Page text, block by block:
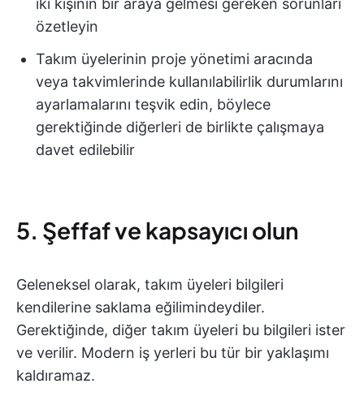
iki kişinin bir araya gelmesi gereken sorunları
özetleyin
Takım üyelerinin proje yönetimi aracında
veya takvimlerinde kullanılabilirlik durumlarını
ayarlamalarını teşvik edin, böylece
gerektiğinde diğerleri de birlikte çalışmaya
davet edilebilir
5. Şeffaf ve kapsayıcı olun
Geleneksel olarak, takım üyeleri bilgileri
kendilerine saklama eğilimindeydiler.
Gerektiğinde, diğer takım üyeleri bu bilgileri ister
ve verilir. Modern iş yerleri bu tür bir yaklaşımı
kaldıramaz.